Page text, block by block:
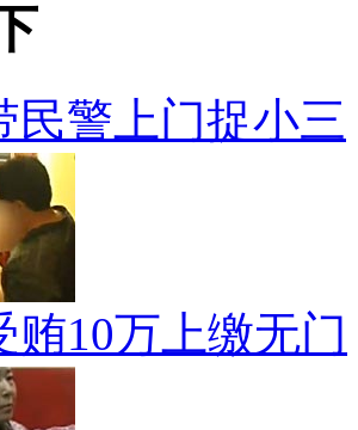
民警上门捉小三
贿10万上缴无门